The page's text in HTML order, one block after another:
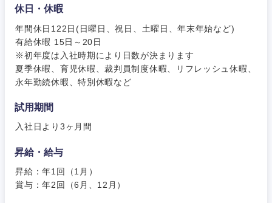
休日・休暇
年間休日122日(日曜日、祝日、土曜日、年末年始など)
有給休暇 15日～20日
※初年度は入社時期により日数が決まります
夏季休暇、育児休暇、裁判員制度休暇、リフレッシュ休暇、
永年勤続休暇、特別休暇など
試用期間
入社日より3ヶ月間
昇給・給与
昇給：年1回（1月）
賞与：年2回（6月、12月）
石川県
山梨県